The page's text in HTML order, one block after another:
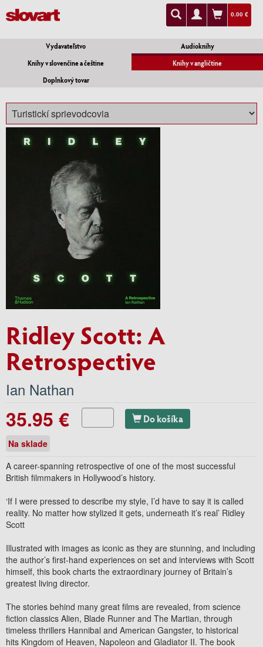
0.00 €
Vydavateľstvo
Audioknihy
Knihy v slovenčine a češtine
Knihy v angličtine
Doplnkový tovar
Ridley Scott: A
Retrospective
Ian Nathan
35.95 € Do košíka
Na sklade
A career-spanning retrospective of one of the most successful
British filmmakers in Hollywood’s history.
‘If I were pressed to describe my style, I’d have to say it is called
reality. No matter how stylized it gets, underneath it’s real’ Ridley
Scott
Illustrated with images as iconic as they are stunning, and including
the author’s first-hand experiences on set and interviews with Scott
himself, this book charts the extraordinary journey of Britain’s
greatest living director.
The stories behind many great films are revealed, from science
fiction classics Alien, Blade Runner and The Martian, through
timeless thrillers Hannibal and American Gangster, to historical
hits Kingdom of Heaven, Napoleon and Gladiator II. The book